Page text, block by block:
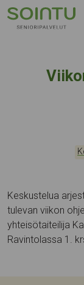
Hyppää sisältöön
Keskustelua
tulevan viikon
yhteisötaiteilija
Ravintolassa 1.